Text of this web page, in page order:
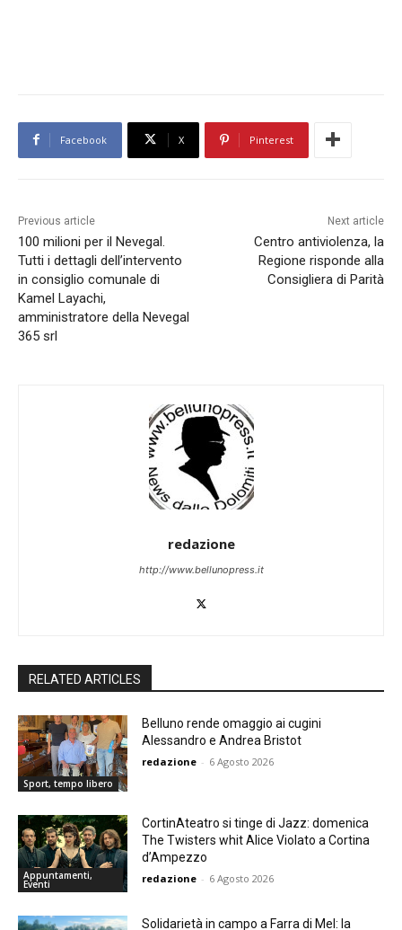
Facebook X Pinterest
Previous article
100 milioni per il Nevegal.
Tutti i dettagli dell’intervento
in consiglio comunale di
Kamel Layachi,
amministratore della Nevegal
365 srl
Next article
Centro antiviolenza, la
Regione risponde alla
Consigliera di Parità
redazione
http://www.bellunopress.it
RELATED ARTICLES
Sport, tempo libero
Belluno rende omaggio ai cugini
Alessandro e Andrea Bristot
redazione - 6 Agosto 2026
Appuntamenti,
Eventi
CortinAteatro si tinge di Jazz: domenica
The Twisters whit Alice Violato a Cortina
d’Ampezzo
redazione - 6 Agosto 2026
Solidarietà in campo a Farra di Mel: la